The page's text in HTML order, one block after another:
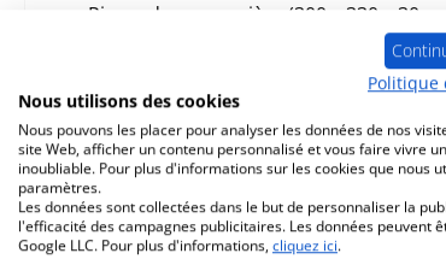
Pierre du mur arrière (300 x 330 x 30
Déflexion du câble (560 x 120 x 30 mm)
Prod. similaires
Ignorer la galerie de produits
Politique
Nous utilisons des cookies
Nous pouvons les placer pour analyser les données de nos
site Web, afficher un contenu personnalisé et vous faire vivre
inoubliable. Pour plus d'informations sur les cookies que nous
paramètres.
Les données sont collectées dans le but de personnaliser la
l'efficacité des campagnes publicitaires. Les données peuvent
Google LLC. Pour plus d'informations, cliquez ici.